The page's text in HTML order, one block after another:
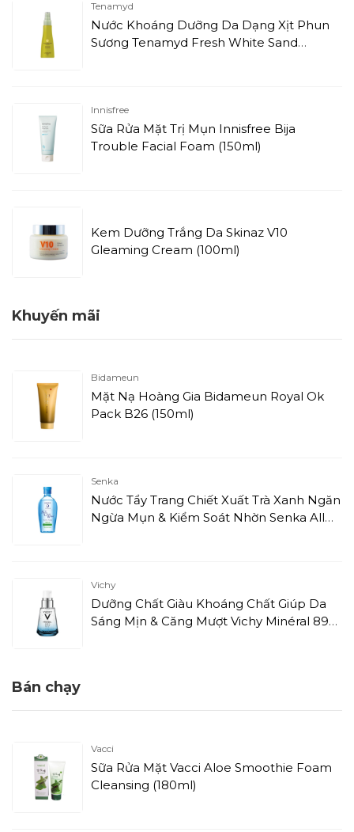
Tenamyd
Nước Khoáng Dưỡng Da Dạng Xịt Phun
Sương Tenamyd Fresh White Sand
Innisfree
Sữa Rửa Mặt Trị Mụn Innisfree Bija
Trouble Facial Foam (150ml)
Kem Dưỡng Trắng Da Skinaz V10
Gleaming Cream (100ml)
Khuyến mãi
Bidameun
Mặt Nạ Hoàng Gia Bidameun Royal Ok
Pack B26 (150ml)
Senka
Nước Tẩy Trang Chiết Xuất Trà Xanh Ngăn
Ngừa Mụn & Kiểm Soát Nhờn Senka All
Vichy
Dưỡng Chất Giàu Khoáng Chất Giúp Da
Sáng Mịn & Căng Mượt Vichy Minéral 89
Bán chạy
Vacci
Sữa Rửa Mặt Vacci Aloe Smoothie Foam
Cleansing (180ml)